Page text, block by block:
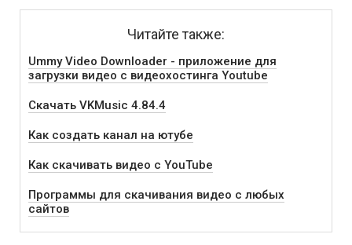
Читайте также:
Ummy Video Downloader - приложение для
загрузки видео с видеохостинга Youtube
Скачать VKMusic 4.84.4
Как создать канал на ютубе
Как скачивать видео с YouTube
Программы для скачивания видео с любых
сайтов